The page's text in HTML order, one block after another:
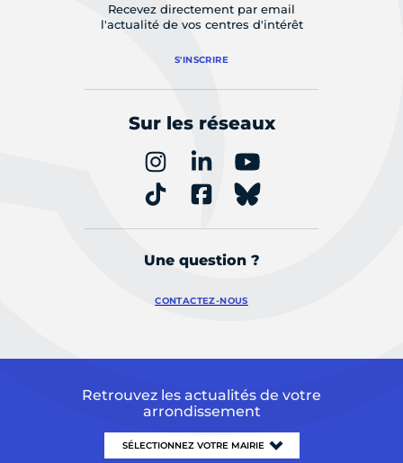
Recevez directement par email
l'actualité de vos centres d'intérêt
S'INSCRIRE
Sur les réseaux
Une question ?
CONTACTEZ-NOUS
Retrouvez les actualités de votre
arrondissement